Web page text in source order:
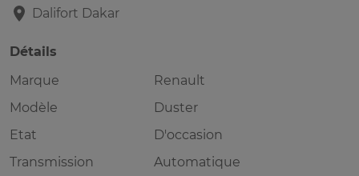
Dalifort Dakar
Détails
Marque
Renault
Modèle
Duster
Etat
D'occasion
Transmission
Automatique